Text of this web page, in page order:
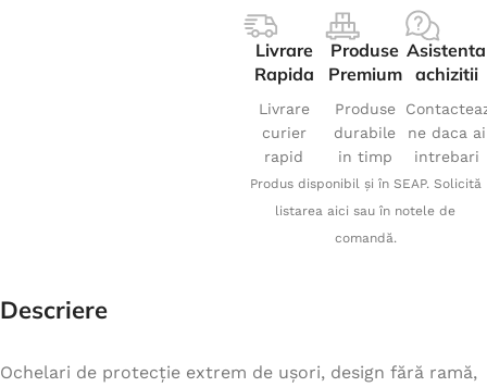
Livrare
Rapida
Livrare
curier
rapid
Produse
Premium
Produse
durabile
in timp
Asistenta
achizitii
ne daca ai
intrebari
Produs disponibil și în SEAP. Solicită
listarea aici sau în notele de
comandă.
Descriere
Ochelari de protecție extrem de ușori, design fără ramă,